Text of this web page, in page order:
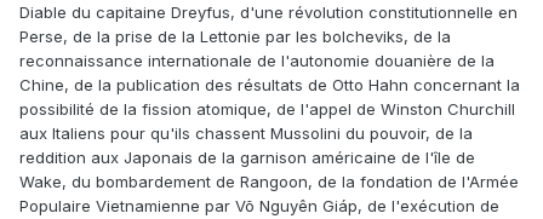
Diable du capitaine Dreyfus, d'une révolution constitutionnelle en
Perse, de la prise de la Lettonie par les bolcheviks, de la
reconnaissance internationale de l'autonomie douanière de la
Chine, de la publication des résultats de Otto Hahn concernant la
possibilité de la fission atomique, de l'appel de Winston Churchill
aux Italiens pour qu'ils chassent Mussolini du pouvoir, de la
reddition aux Japonais de la garnison américaine de l'île de
Wake, du bombardement de Rangoon, de la fondation de l'Armée
Populaire Vietnamienne par Võ Nguyên Giáp, de l'exécution de